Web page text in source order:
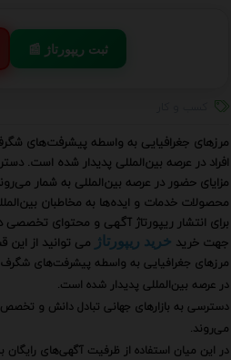
📰 ثبت ریپورتاژ
مرزهای جغرافیایی به واسطه پیشرفت‌های
افراد در عرصه بین‌المللی پدیدار شده است.
مزایای حضور در عرصه بین‌المللی به شمار
محصولات خدمات و ایده‌ها به مخاطبان
برای انتشار ریپورتاژ آگهی و محتوای تخصصی
جهت خرید خرید ریپورتاژ می توانید از
مرزهای جغرافیایی به واسطه پیشرفت‌های شگرف
در عرصه بین‌المللی پدیدار شده است.
دسترسی به بازارهای جهانی تبادل دانش و تخصص
می‌روند.
در این میان استفاده از ظرفیت آگهی‌های